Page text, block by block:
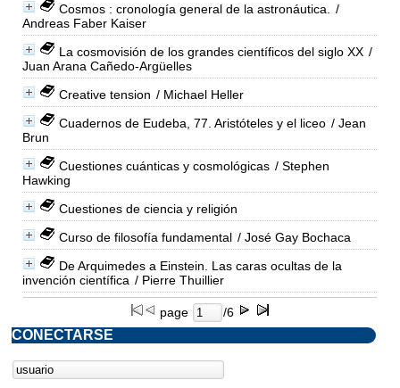
Cosmos : cronología general de la astronáutica.
/
Andreas Faber Kaiser
La cosmovisión de los grandes científicos del siglo XX /
Juan Arana Cañedo-Argüelles
Creative tension / Michael Heller
Cuadernos de Eudeba, 77. Aristóteles y el liceo / Jean
Brun
Cuestiones cuánticas y cosmológicas / Stephen
Hawking
Cuestiones de ciencia y religión
Curso de filosofía fundamental / José Gay Bochaca
De Arquimedes a Einstein. Las caras ocultas de la
invención científica / Pierre Thuillier
page /6
CONECTARSE